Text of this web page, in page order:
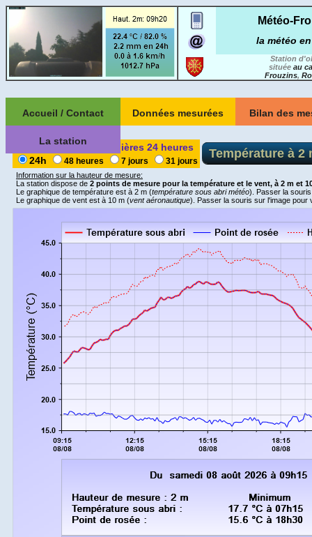
Météo-
la météo
Station
située au
Frouzins,
Accueil / Contact
Météo-Frouzins ...
Version smartphone
Liens météos
Ma carte des stations
météos & webcams
Contact
Données mesurées
LES DERNIERES MESURES
Tableau de bord
Graphiques météo
Qualité de l'air
Par journée ...
( graphiques statiques )
Par période au choix ...
( graphiques dynamiques )
EVENEMENTS
Jours remarquables
Bilan des
Récapitulatifs
Climaticien
Statistiques
depuis oct.
Statistiques à
depuis janv.
Comparaison
La station
La station de
Météo-Frouzins
:: WEBCAMS ::
Vue nord-ouest
:: Geek ::
Utilitaire pour station Davis
(Vue, VP2)
Température des dernières 24 heures
24h
48 heures 7 jours 31 jours
Température à 2
Information sur la hauteur de mesure:
La station dispose de 2 points de mesure pour la température et le vent, à 2 m et
Le graphique de température est à 2 m (température sous abri météo). Passer la
Le graphique de vent est à 10 m (vent aéronautique). Passer la souris sur l'image pour